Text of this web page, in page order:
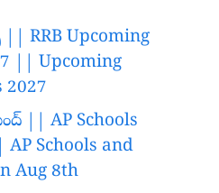
RRB Upcoming
|| Upcoming
2027
|| AP Schools
Schools and
Aug 8th